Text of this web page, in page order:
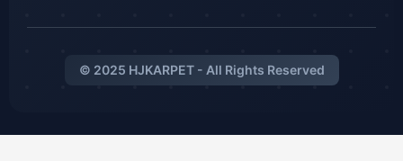
© 2025 HJKARPET - All Rights Reserved